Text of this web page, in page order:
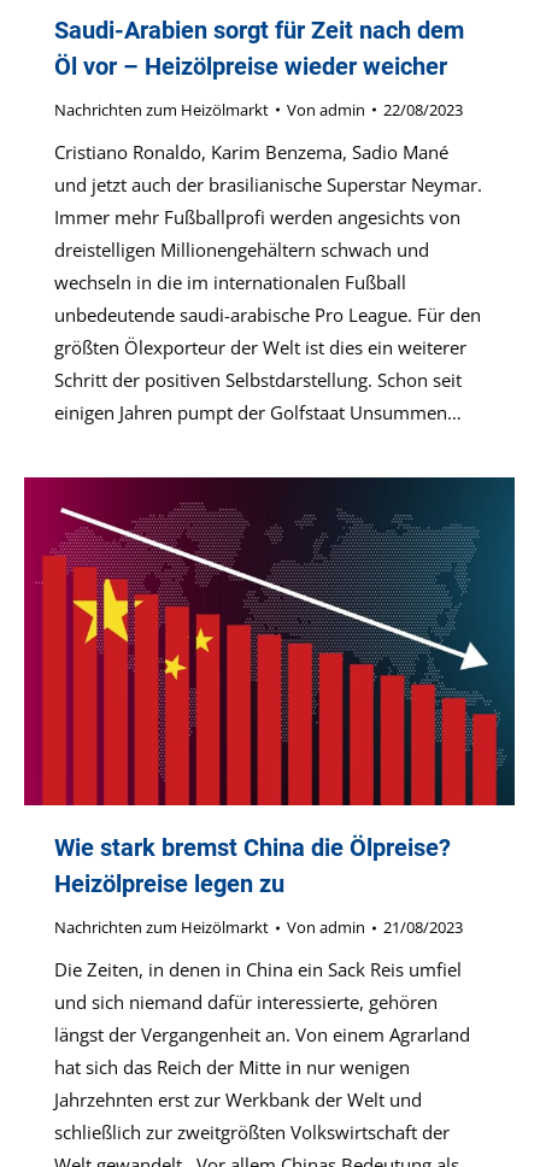
Saudi-Arabien sorgt für Zeit nach dem
Öl vor – Heizölpreise wieder weicher
Nachrichten zum Heizölmarkt Von admin 22/08/2023
Cristiano Ronaldo, Karim Benzema, Sadio Mané
und jetzt auch der brasilianische Superstar Neymar.
Immer mehr Fußballprofi werden angesichts von
dreistelligen Millionengehältern schwach und
wechseln in die im internationalen Fußball
unbedeutende saudi-arabische Pro League. Für den
größten Ölexporteur der Welt ist dies ein weiterer
Schritt der positiven Selbstdarstellung. Schon seit
einigen Jahren pumpt der Golfstaat Unsummen…
Wie stark bremst China die Ölpreise?
Heizölpreise legen zu
Nachrichten zum Heizölmarkt Von admin 21/08/2023
Die Zeiten, in denen in China ein Sack Reis umfiel
und sich niemand dafür interessierte, gehören
längst der Vergangenheit an. Von einem Agrarland
hat sich das Reich der Mitte in nur wenigen
Jahrzehnten erst zur Werkbank der Welt und
schließlich zur zweitgrößten Volkswirtschaft der